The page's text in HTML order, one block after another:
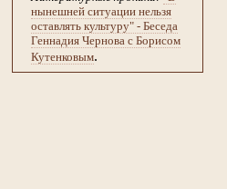
нынешней ситуации нельзя
оставлять культуру" - Беседа
Геннадия Чернова с Борисом
Кутенковым.